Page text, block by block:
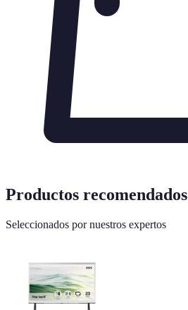
Productos recomendados
Seleccionados por nuestros expertos